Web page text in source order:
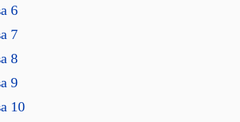
6
7
8
9
10